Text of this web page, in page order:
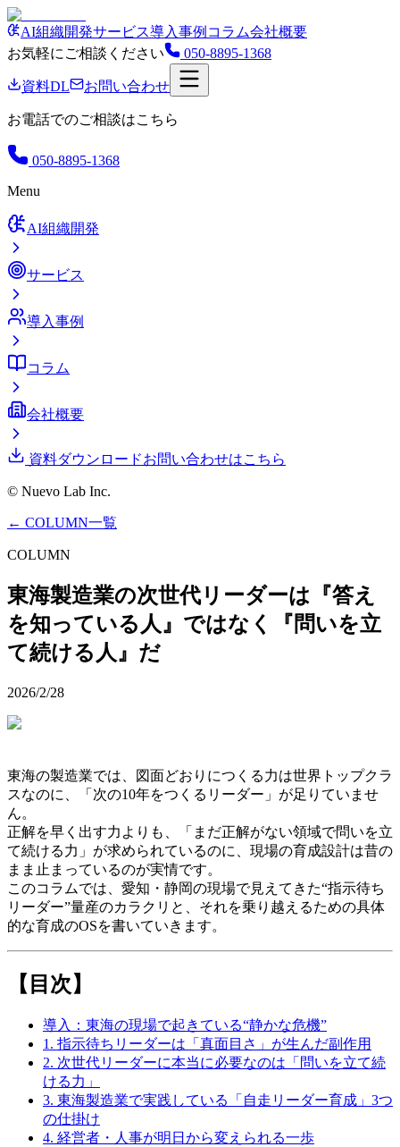
AI組織開発サービス導入事例 コラム会社概要
お気軽にご相談ください
050-8895-1368
資料DL お問い合わせ
お電話でのご相談はこちら
050-8895-1368
Menu
AI組織開発
サービス
導入事例
コラム
会社概要
資料ダウンロードお問い合わせはこちら
© Nuevo Lab Inc.
← COLUMN一覧
COLUMN
東海製造業の次世代リーダーは『答え
を知っている人』ではなく『問いを立
て続ける人』だ
2026/2/28
東海の製造業では、図面どおりにつくる力は世界トップクラ
スなのに、「次の10年をつくるリーダー」が足りていませ
ん。
正解を早く出す力よりも、「まだ正解がない領域で問いを立
て続ける力」が求められているのに、現場の育成設計は昔の
まま止まっているのが実情です。
このコラムでは、愛知・静岡の現場で見えてきた“指示待ち
リーダー”量産のカラクリと、それを乗り越えるための具体
的な育成のOSを書いていきます。
【目次】
導入：東海の現場で起きている“静かな危機”
1. 指示待ちリーダーは「真面目さ」が生んだ副作用
2. 次世代リーダーに本当に必要なのは「問いを立て続
ける力」
3. 東海製造業で実践している「自走リーダー育成」3つ
の仕掛け
4. 経営者・人事が明日から変えられる一歩